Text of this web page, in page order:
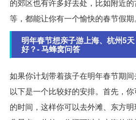
的郊区也有许多好去处，比如附近
等，都能让你有一个愉快的春节假期。
明年春节想亲子游上海、杭州5
好？- 马蜂窝问答
如果你计划带着孩子在明年春节期间
以下是一个比较好的安排。首先，
的时间，这样你可以去外滩、东方